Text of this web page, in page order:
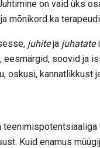
on vaid üks
mõnikord ka
juhiteja juhatate
eesmärgid, soovid ja
oskusi, kannatlikkust
Kuid enamus